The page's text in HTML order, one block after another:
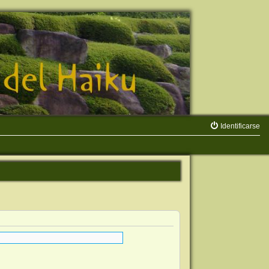
Identificarse